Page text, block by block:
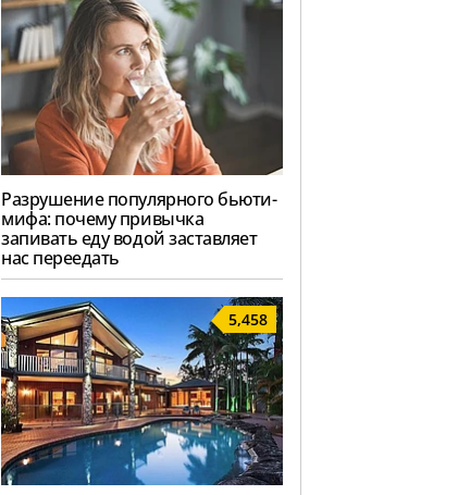
Разрушение популярного бьюти-
мифа: почему привычка
запивать еду водой заставляет
нас переедать
5,458